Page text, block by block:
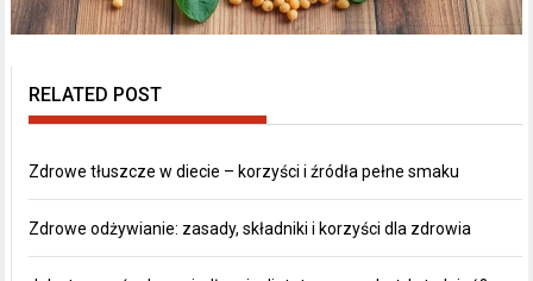
RELATED POST
Zdrowe tłuszcze w diecie – korzyści i źródła pełne smaku
Zdrowe odżywianie: zasady, składniki i korzyści dla zdrowia